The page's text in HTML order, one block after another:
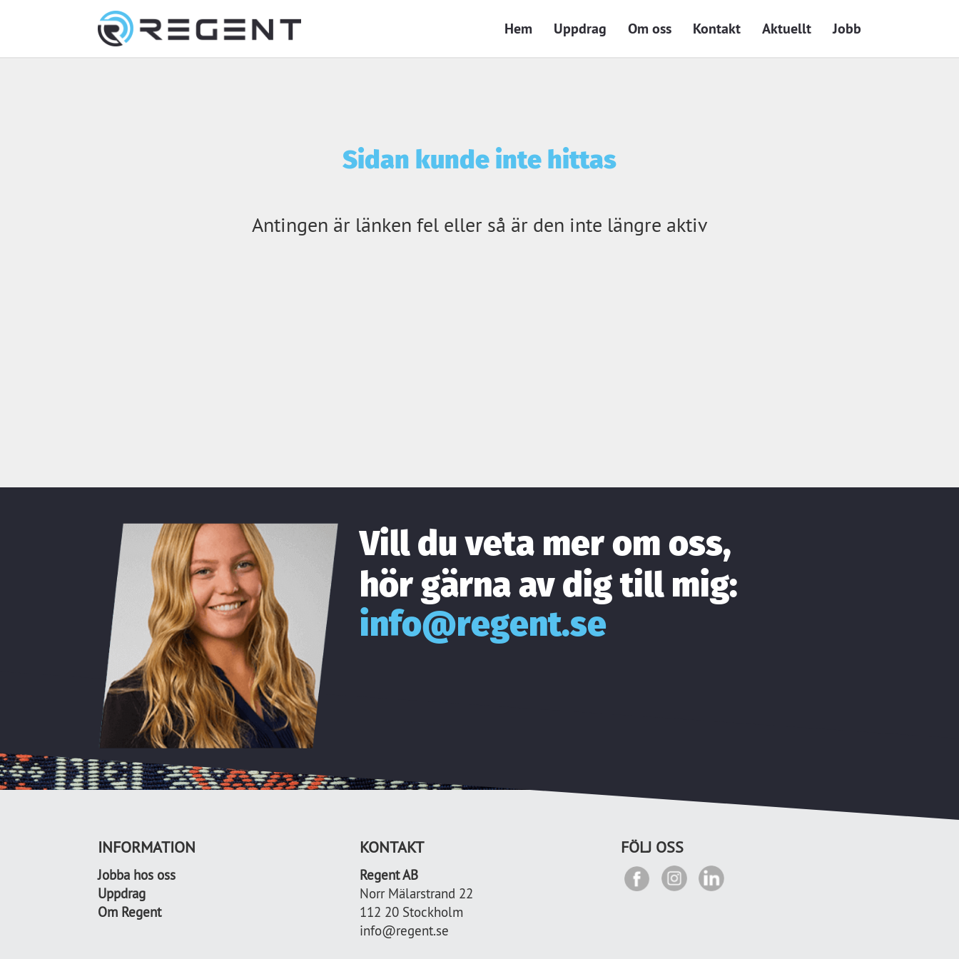
Hem Uppdrag Om oss Kontakt Aktuellt Jobb
Sidan kunde inte hittas
Antingen är länken fel eller så är den inte längre aktiv
Vill du veta mer om oss,
hör gärna av dig till mig:
info@regent.se
INFORMATION
Jobba hos oss
Uppdrag
Om Regent
KONTAKT
Regent AB
Norr Mälarstrand 22
112 20 Stockholm
info@regent.se
FÖLJ OSS